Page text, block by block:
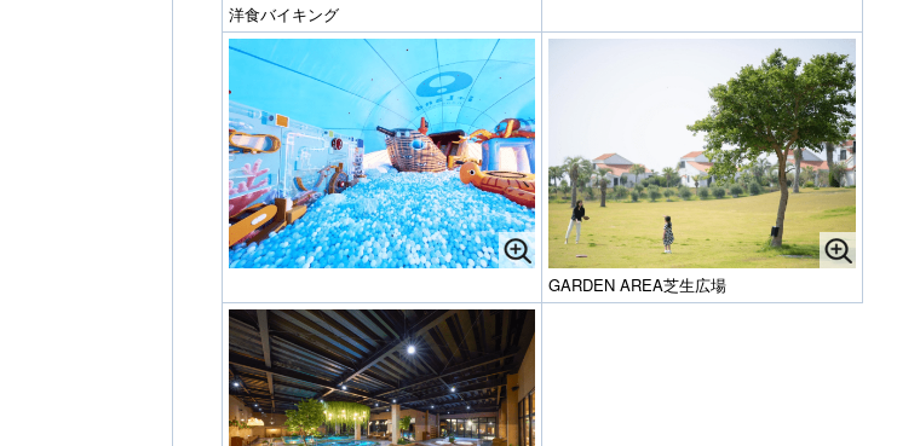
洋食バイキング
GARDEN AREA芝生広場